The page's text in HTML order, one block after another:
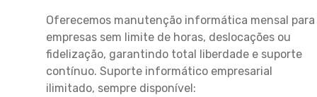
Oferecemos manutenção informática mensal para
empresas sem limite de horas, deslocações ou
fidelização, garantindo total liberdade e suporte
contínuo. Suporte informático empresarial
ilimitado, sempre disponível: